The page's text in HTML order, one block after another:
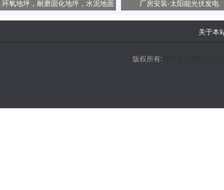
环氧地坪，耐磨固化地坪，水泥地面
起砂、起尘问题
厂房安装-太阳能光伏发电
关于本
版权所有: